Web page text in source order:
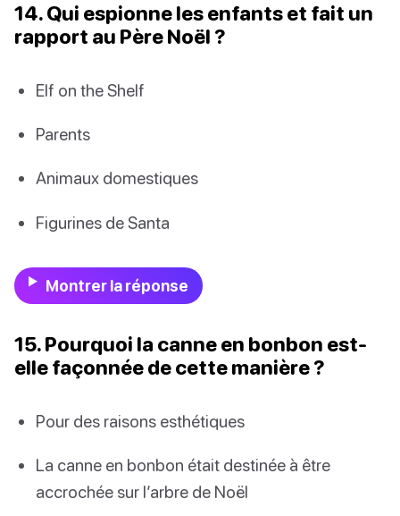
14. Qui espionne les enfants et fait un
rapport au Père Noël ?
Elf on the Shelf
Parents
Animaux domestiques
Figurines de Santa
Montrer la réponse
15. Pourquoi la canne en bonbon est-
elle façonnée de cette manière ?
Pour des raisons esthétiques
La canne en bonbon était destinée à être
accrochée sur l’arbre de Noël